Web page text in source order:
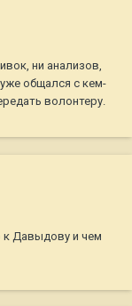
ни анализов,
общался с кем-
волонтеру.
к Давыдову и чем